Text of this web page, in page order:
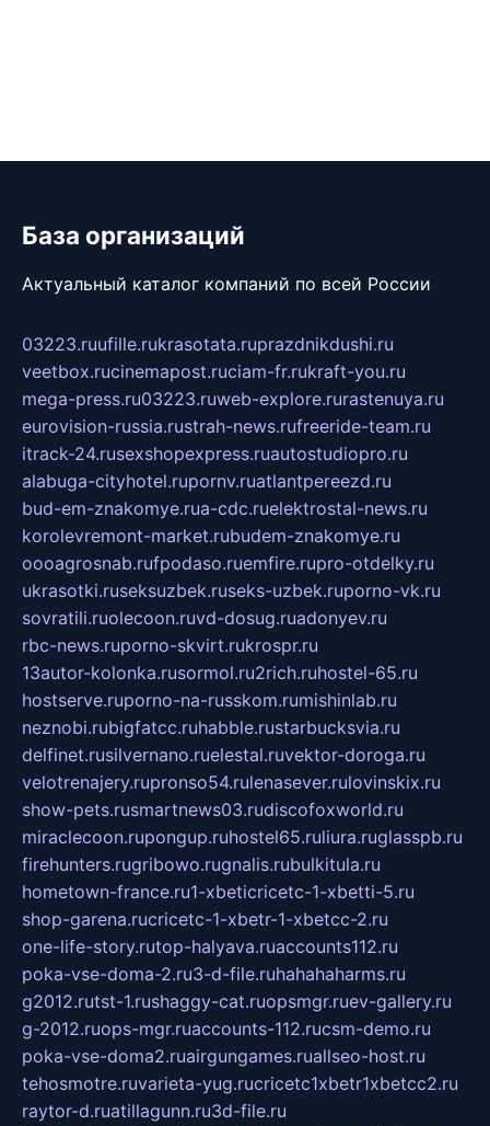
База организаций
Актуальный каталог компаний по всей России
03223.ruufille.rukrasotata.ruprazdnikdushi.ru
veetbox.rucinemapost.ruciam-fr.rukraft-you.ru
mega-press.ru03223.ruweb-explore.rurastenuya.ru
eurovision-russia.rustrah-news.rufreeride-team.ru
itrack-24.rusexshopexpress.ruautostudiopro.ru
alabuga-cityhotel.rupornv.ruatlantpereezd.ru
bud-em-znakomye.rua-cdc.ruelektrostal-news.ru
korolevremont-market.rubudem-znakomye.ru
oooagrosnab.rufpodaso.ruemfire.rupro-otdelky.ru
ukrasotki.ruseksuzbek.ruseks-uzbek.ruporno-vk.ru
sovratili.ruolecoon.ruvd-dosug.ruadonyev.ru
rbc-news.ruporno-skvirt.rukrospr.ru
13autor-kolonka.rusormol.ru2rich.ruhostel-65.ru
hostserve.ruporno-na-russkom.rumishinlab.ru
neznobi.rubigfatcc.ruhabble.rustarbucksvia.ru
delfinet.rusilvernano.ruelestal.ruvektor-doroga.ru
velotrenajery.rupronso54.rulenasever.rulovinskix.ru
show-pets.rusmartnews03.rudiscofoxworld.ru
miraclecoon.rupongup.ruhostel65.ruliura.ruglasspb.ru
firehunters.rugribowo.rugnalis.rubulkitula.ru
hometown-france.ru1-xbeticricetc-1-xbetti-5.ru
shop-garena.rucricetc-1-xbetr-1-xbetcc-2.ru
one-life-story.rutop-halyava.ruaccounts112.ru
poka-vse-doma-2.ru3-d-file.ruhahahaharms.ru
g2012.rutst-1.rushaggy-cat.ruopsmgr.ruev-gallery.ru
g-2012.ruops-mgr.ruaccounts-112.rucsm-demo.ru
poka-vse-doma2.ruairgungames.ruallseo-host.ru
tehosmotre.ruvarieta-yug.rucricetc1xbetr1xbetcc2.ru
raytor-d.ruatillagunn.ru3d-file.ru